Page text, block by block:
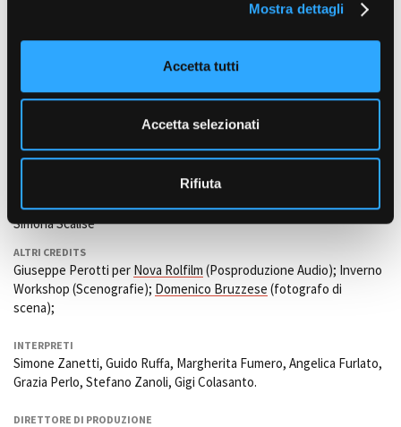
Mostra dettagli
Accetta tutti
Accetta selezionati
Rifiuta
Juan Rolando
SUONO
TRUCCATORI E PARRUCCHIERI
Simona Scalise
ALTRI CREDITS
Giuseppe Perotti per Nova Rolfilm (Posproduzione Audio); Inverno
Workshop (Scenografie); Domenico Bruzzese (fotografo di
scena);
INTERPRETI
Simone Zanetti, Guido Ruffa, Margherita Fumero, Angelica Furlato,
Grazia Perlo, Stefano Zanoli, Gigi Colasanto.
DIRETTORE DI PRODUZIONE